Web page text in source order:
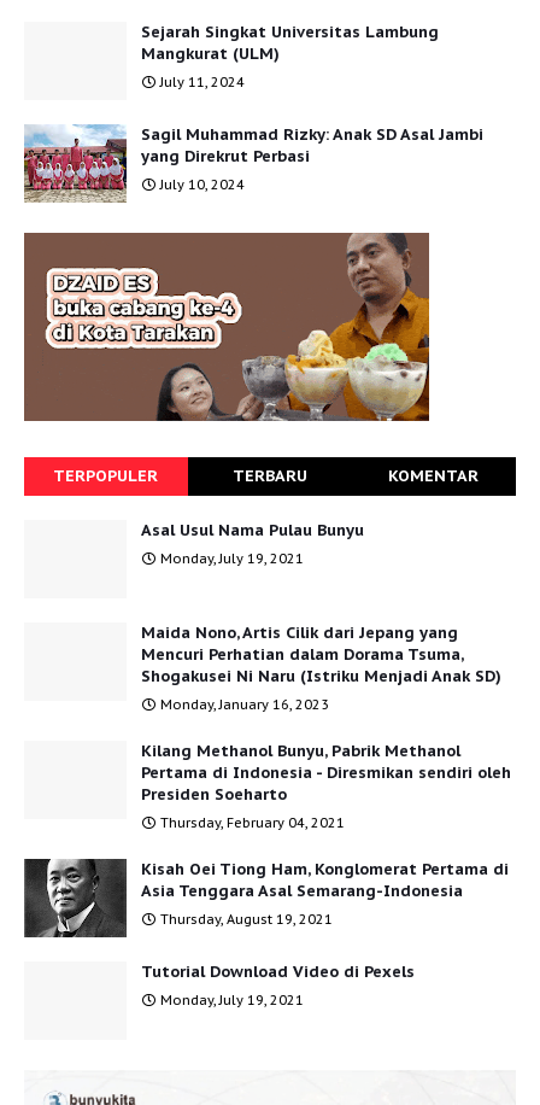
Sejarah Singkat Universitas Lambung
Mangkurat (ULM)
July 11, 2024
Sagil Muhammad Rizky: Anak SD Asal Jambi
yang Direkrut Perbasi
July 10, 2024
TERPOPULER TERBARU KOMENTAR
Asal Usul Nama Pulau Bunyu
Monday, July 19, 2021
Maida Nono, Artis Cilik dari Jepang yang
Mencuri Perhatian dalam Dorama Tsuma,
Shogakusei Ni Naru (Istriku Menjadi Anak SD)
Monday, January 16, 2023
Kilang Methanol Bunyu, Pabrik Methanol
Pertama di Indonesia - Diresmikan sendiri oleh
Presiden Soeharto
Thursday, February 04, 2021
Kisah Oei Tiong Ham, Konglomerat Pertama di
Asia Tenggara Asal Semarang-Indonesia
Thursday, August 19, 2021
Tutorial Download Video di Pexels
Monday, July 19, 2021